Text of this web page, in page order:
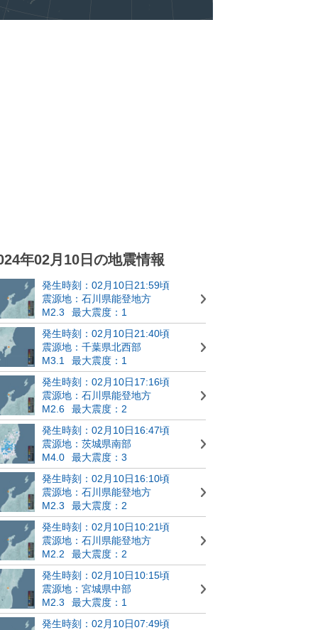
年02月10日の地震情報
発生時刻：02月10日21:59頃
震源地：石川県能登地方
M2.3
最大震度：1
発生時刻：02月10日21:40頃
震源地：千葉県北西部
M3.1
最大震度：1
発生時刻：02月10日17:16頃
震源地：石川県能登地方
M2.6
最大震度：2
発生時刻：02月10日16:47頃
震源地：茨城県南部
M4.0
最大震度：3
発生時刻：02月10日16:10頃
震源地：石川県能登地方
M2.3
最大震度：2
発生時刻：02月10日10:21頃
震源地：石川県能登地方
M2.2
最大震度：2
発生時刻：02月10日10:15頃
震源地：宮城県中部
M2.3
最大震度：1
発生時刻：02月10日07:49頃